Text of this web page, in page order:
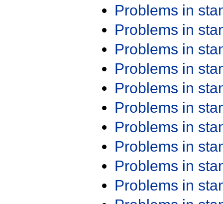
Problems in
Problems in
Problems in
Problems in
Problems in
Problems in
Problems in
Problems in
Problems in
Problems in